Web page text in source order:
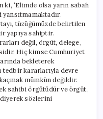
‘Elimde olsa yarın sabah
tüzüğümüzde belirtilen
yapıya sahiptir.
değil, örgüt, delege,
Hiç kimse Cumhuriyet
bekleterek
tedbir kararlarıyla devre
mümkün değildir.
sahibi örgütüdür ve örgüt,
sözlerini